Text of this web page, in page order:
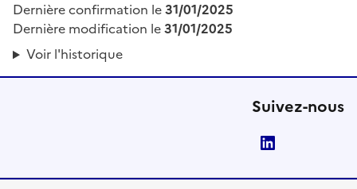
Dernière confirmation le31/01/2025
Dernière modification le31/01/2025
Voir l'historique
Suivez-nous